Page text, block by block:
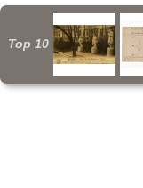
Top 10